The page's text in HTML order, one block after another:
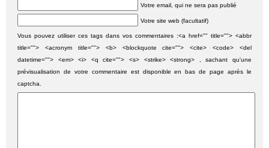
Votre email, qui ne sera pas publié
Votre site web (facultatif)
Vous pouvez utiliser ces tags dans vos commentaires :<a href="" title=""> <abbr
title=""> <acronym title=""> <b> <blockquote cite=""> <cite> <code> <del
datetime=""> <em> <i> <q cite=""> <s> <strike> <strong> , sachant qu'une
prévisualisation de votre commentaire est disponible en bas de page après le
captcha.